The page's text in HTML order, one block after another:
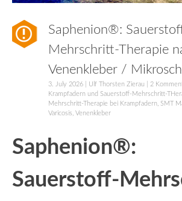
Saphenion®:
Mehrschritt-Therapie
Venenkleber /
3. July 2026 Ulf Thorsten Zierau 2
Krampfadern und Sauerstoff-Mehrschritt-
Mehrschritt-Therapie bei Krampfadern, SMT
Varicosis, Venenkleber
Saphenion®:
Sauerstoff-